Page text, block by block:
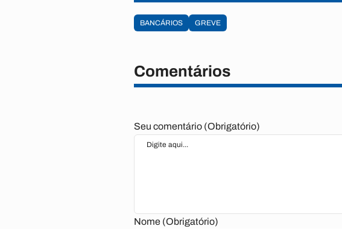
BANCÁRIOS GREVE
Comentários
Seu comentário (Obrigatório)
Nome (Obrigatório)